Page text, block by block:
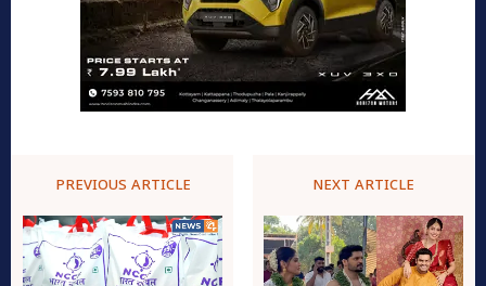
PREVIOUS ARTICLE NEXT ARTICLE